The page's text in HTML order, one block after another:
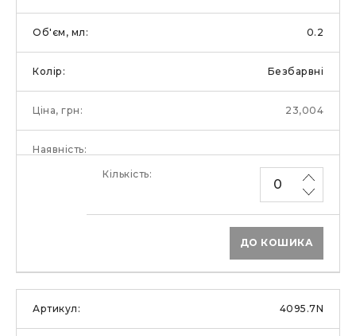
0.2
Безбарвні
23,004
ДО КОШИКА
4095.7N